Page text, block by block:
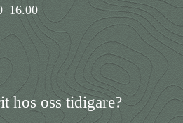
hos oss tidigare?